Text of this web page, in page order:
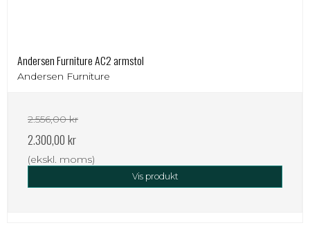
Andersen Furniture AC2 armstol
Andersen Furniture
2.556,00 kr
2.300,00 kr
(ekskl. moms)
Vis produkt